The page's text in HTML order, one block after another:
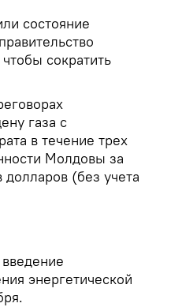
состояние
сократить
газа с
в течение трех
Молдовы за
(без учета
энергетической